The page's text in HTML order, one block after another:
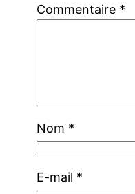
Commentaire *
Nom *
E-mail *